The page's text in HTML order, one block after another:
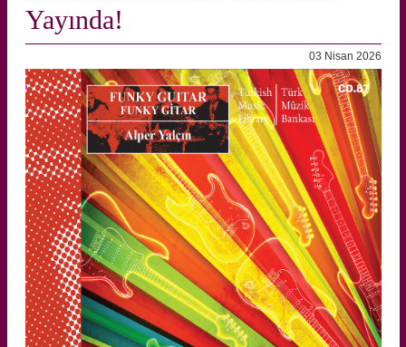
Yayında!
03 Nisan 2026